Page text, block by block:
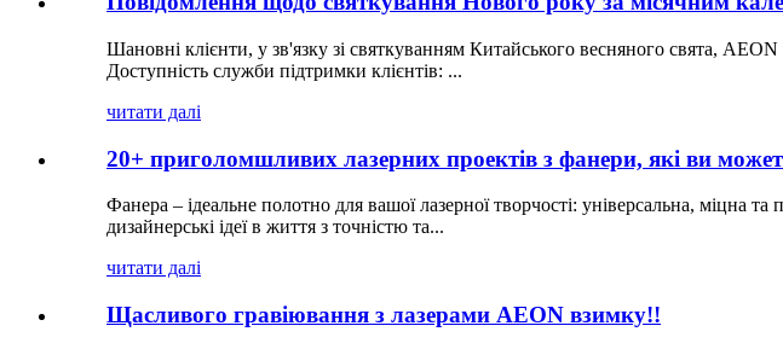
Шановні клієнти, у зв'язку зі святкуванням Китайського весняного свята,
Доступність служби підтримки клієнтів: ...
читати далі
20+ приголомшливих лазерних проектів з фанери, які ви
Фанера – ідеальне полотно для вашої лазерної творчості: універсальна, міцна
дизайнерські ідеї в життя з точністю та...
читати далі
Щасливого гравіювання з лазерами AEON взимку!!